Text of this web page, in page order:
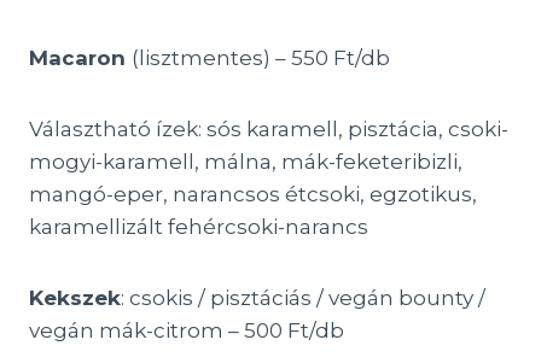
Macaron (lisztmentes) – 550 Ft/db
Választható ízek: sós karamell, pisztácia, csoki-
mogyi-karamell, málna, mák-feketeribizli,
mangó-eper, narancsos étcsoki, egzotikus,
karamellizált fehércsoki-narancs
Kekszek: csokis / pisztáciás / vegán bounty /
vegán mák-citrom – 500 Ft/db